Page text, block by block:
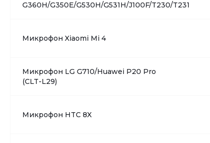
G360H/G350E/G530H/G531H/J100F/T230/T231
Микрофон Xiaomi Mi 4
Микрофон LG G710/Huawei P20 Pro
(CLT-L29)
Микрофон HTC 8X